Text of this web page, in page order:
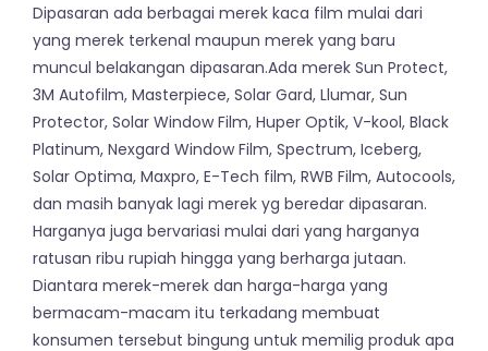
Dipasaran ada berbagai merek kaca film mulai dari
yang merek terkenal maupun merek yang baru
muncul belakangan dipasaran.Ada merek Sun Protect,
3M Autofilm, Masterpiece, Solar Gard, Llumar, Sun
Protector, Solar Window Film, Huper Optik, V-kool, Black
Platinum, Nexgard Window Film, Spectrum, Iceberg,
Solar Optima, Maxpro, E-Tech film, RWB Film, Autocools,
dan masih banyak lagi merek yg beredar dipasaran.
Harganya juga bervariasi mulai dari yang harganya
ratusan ribu rupiah hingga yang berharga jutaan.
Diantara merek-merek dan harga-harga yang
bermacam-macam itu terkadang membuat
konsumen tersebut bingung untuk memilig produk apa